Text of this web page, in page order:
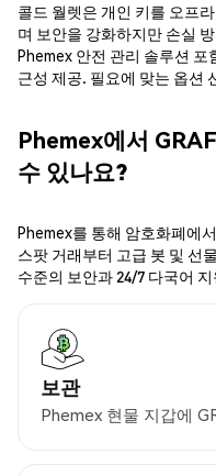
콜드 월렛은 개인 키를 오프
며 보안을 강화하지만 손실
Phemex 안전 관리 솔루션 포
근성 제공. 필요에 맞는 옵션
Phemex에서
수 있나요?
Phemex를 통해 암호화폐에
스팟 거래부터 고급 봇 및 선
수준의 보안과 24/7 다국어
보관
Phemex 현물 지갑에